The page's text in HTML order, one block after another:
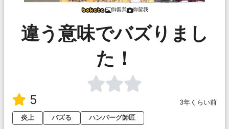
御留我 御留我
違う意味でバズりまし
た！
5
3年くらい前
炎上
バズる ハンバーグ師匠